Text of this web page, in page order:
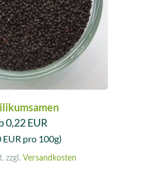
0,22 EUR
EUR pro 100g)
zzgl. Versandkosten